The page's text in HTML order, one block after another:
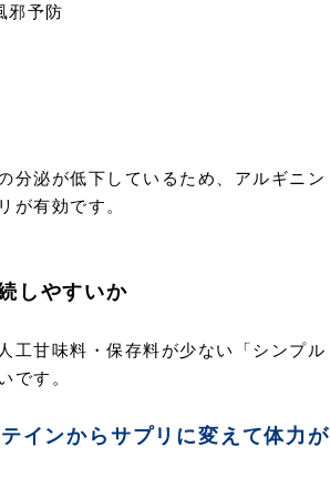
邪予防
分泌が低下しているため、アルギニン
が有効です。
しやすいか
工甘味料・保存料が少ない「シンプル
です。
インからサプリに変えて体力が